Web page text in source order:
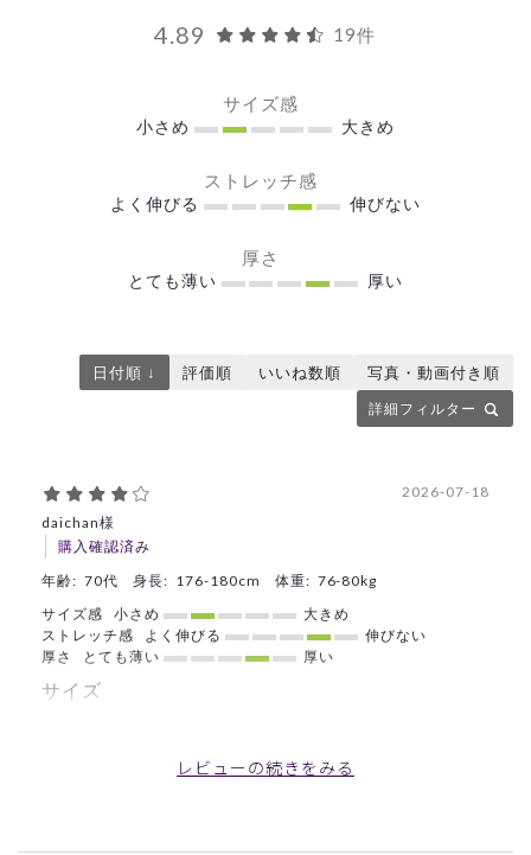
4.89 19件
サイズ感
小さめ 大きめ
ストレッチ感
よく伸びる 伸びない
厚さ
とても薄い 厚い
詳細フィルター
日付順 ↓ 評価順 いいね数順 写真・動画付き順
daichan様
購入確認済み
2026-07-18
年齢: 70代 身長: 176-180cm 体重: 76-80kg
サイズ感
小さめ
大きめ
ストレッチ感
よく伸びる
伸びない
厚さ
とても薄い 厚い
サイズ
レビューの続きをみる